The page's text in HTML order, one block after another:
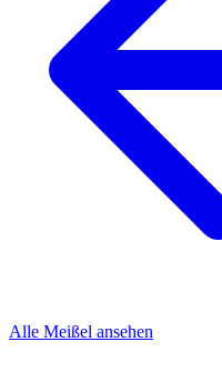
Alle Meißel ansehen